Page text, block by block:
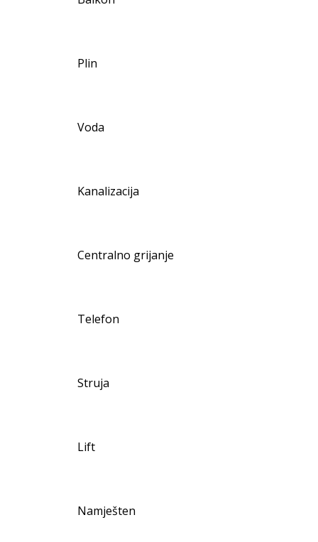
Plin
Voda
Kanalizacija
Centralno grijanje
Telefon
Struja
Lift
Namješten